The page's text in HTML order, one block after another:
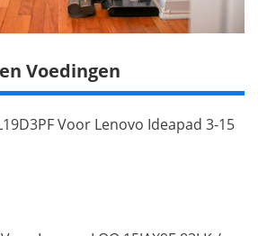
Voedingen
Voor Lenovo Ideapad 3-15